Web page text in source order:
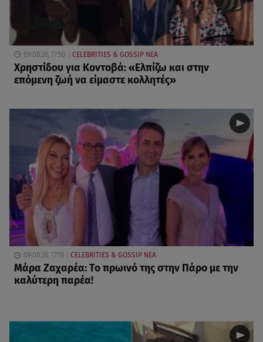
09.08.26, 17:50 CELEBRITIES & GOSSIP ΝΕΑ
Χρηστίδου για Κοντοβά: «Ελπίζω και στην
επόμενη ζωή να είμαστε κολλητές»
09.08.26, 17:19 CELEBRITIES & GOSSIP ΝΕΑ
Μάρα Ζαχαρέα: Το πρωινό της στην Πάρο με την
καλύτερη παρέα!